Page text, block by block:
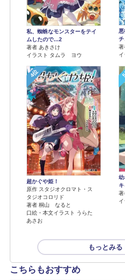
私、蜘蛛なモンスターをテイ
ムしたので…2
著者 あきさけ
イラスト タムラ ヨウ
悪
著
4位
超かぐや姫！
原作 スタジオクロマト・ス
タジオコロリド
著者 桐山 なると
口絵・本文イラスト うらた
あさお
幼
もっとみる
こちらもおすすめ